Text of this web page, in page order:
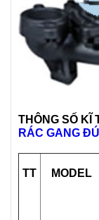
THÔNG SỐ KĨ
RÁC GANG
TT MODEL